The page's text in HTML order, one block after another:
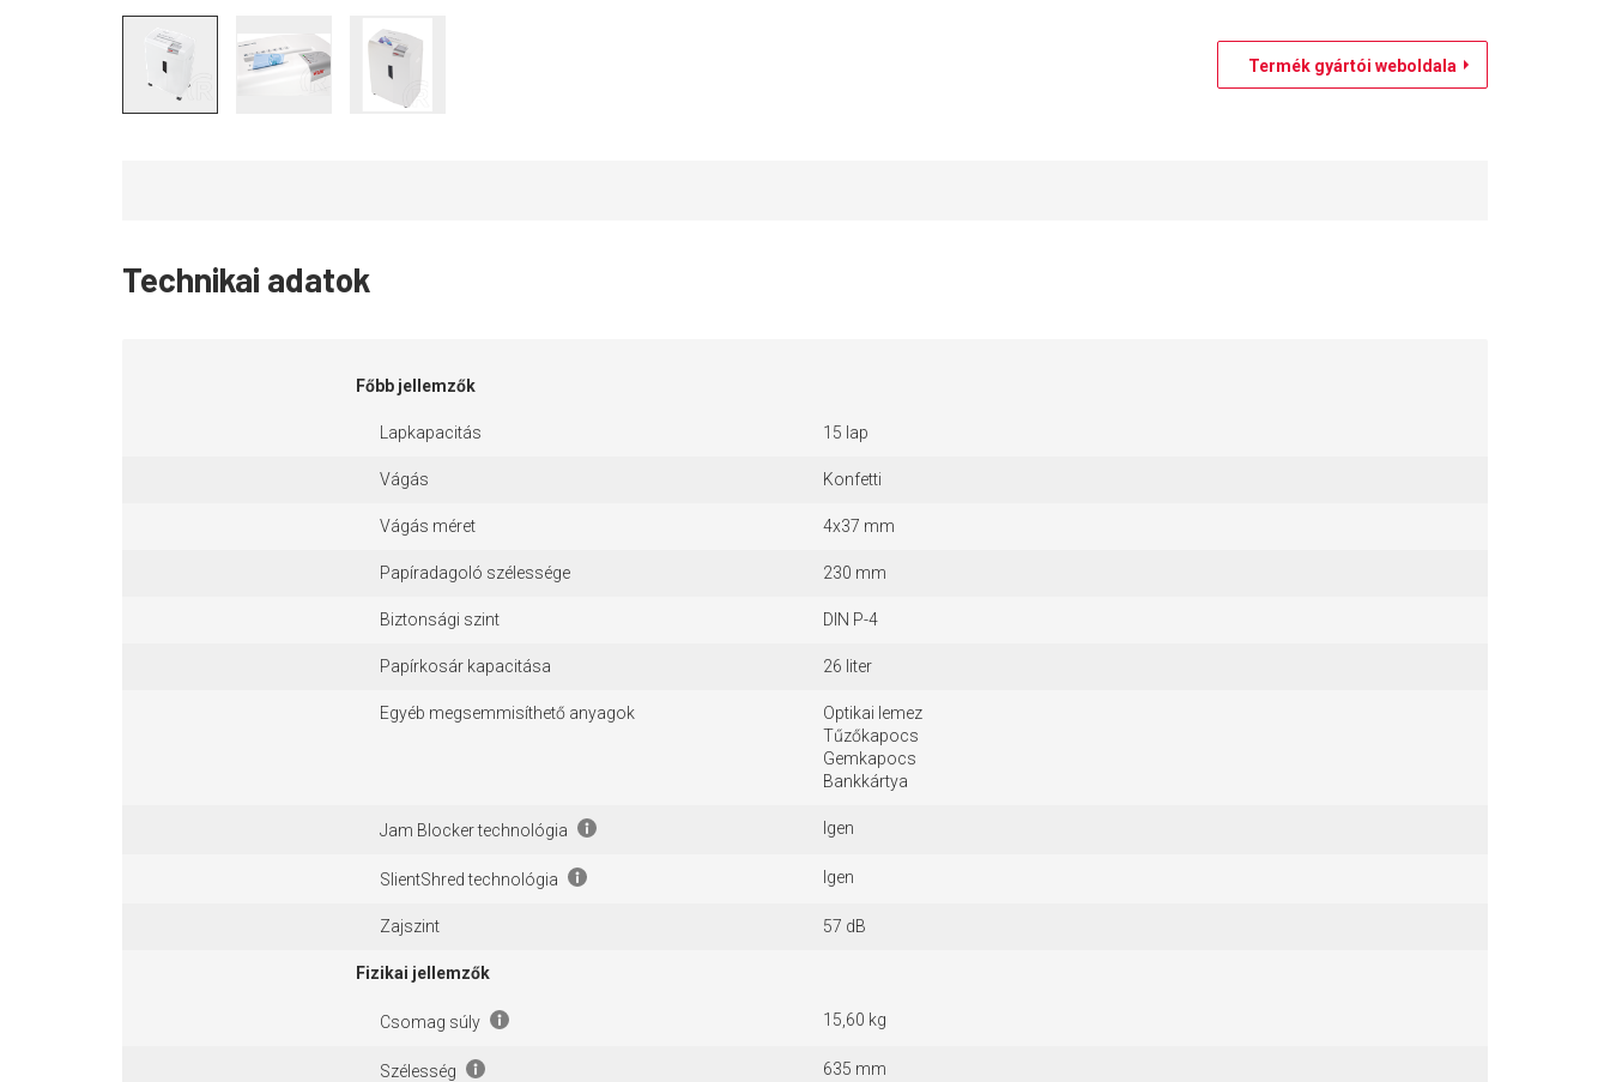
Termék gyártói weboldala
Technikai adatok
Főbb jellemzők
Lapkapacitás 15 lap
Vágás Konfetti
Vágás méret 4x37 mm
Papíradagoló szélessége 230 mm
Biztonsági szint DIN P-4
Papírkosár kapacitása 26 liter
Egyéb megsemmisíthető anyagok
Optikai lemez
Tűzőkapocs
Gemkapocs
Bankkártya
Jam Blocker technológia Igen
SlientShred technológia Igen
Zajszint 57 dB
Fizikai jellemzők
Csomag súly 15,60 kg
Szélesség 635 mm